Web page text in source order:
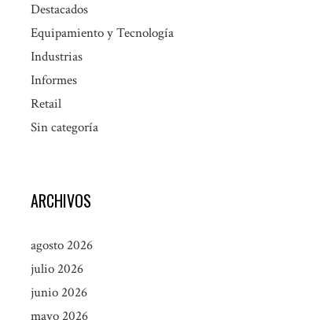
Destacados
Equipamiento y Tecnología
Industrias
Informes
Retail
Sin categoría
ARCHIVOS
agosto 2026
julio 2026
junio 2026
mayo 2026